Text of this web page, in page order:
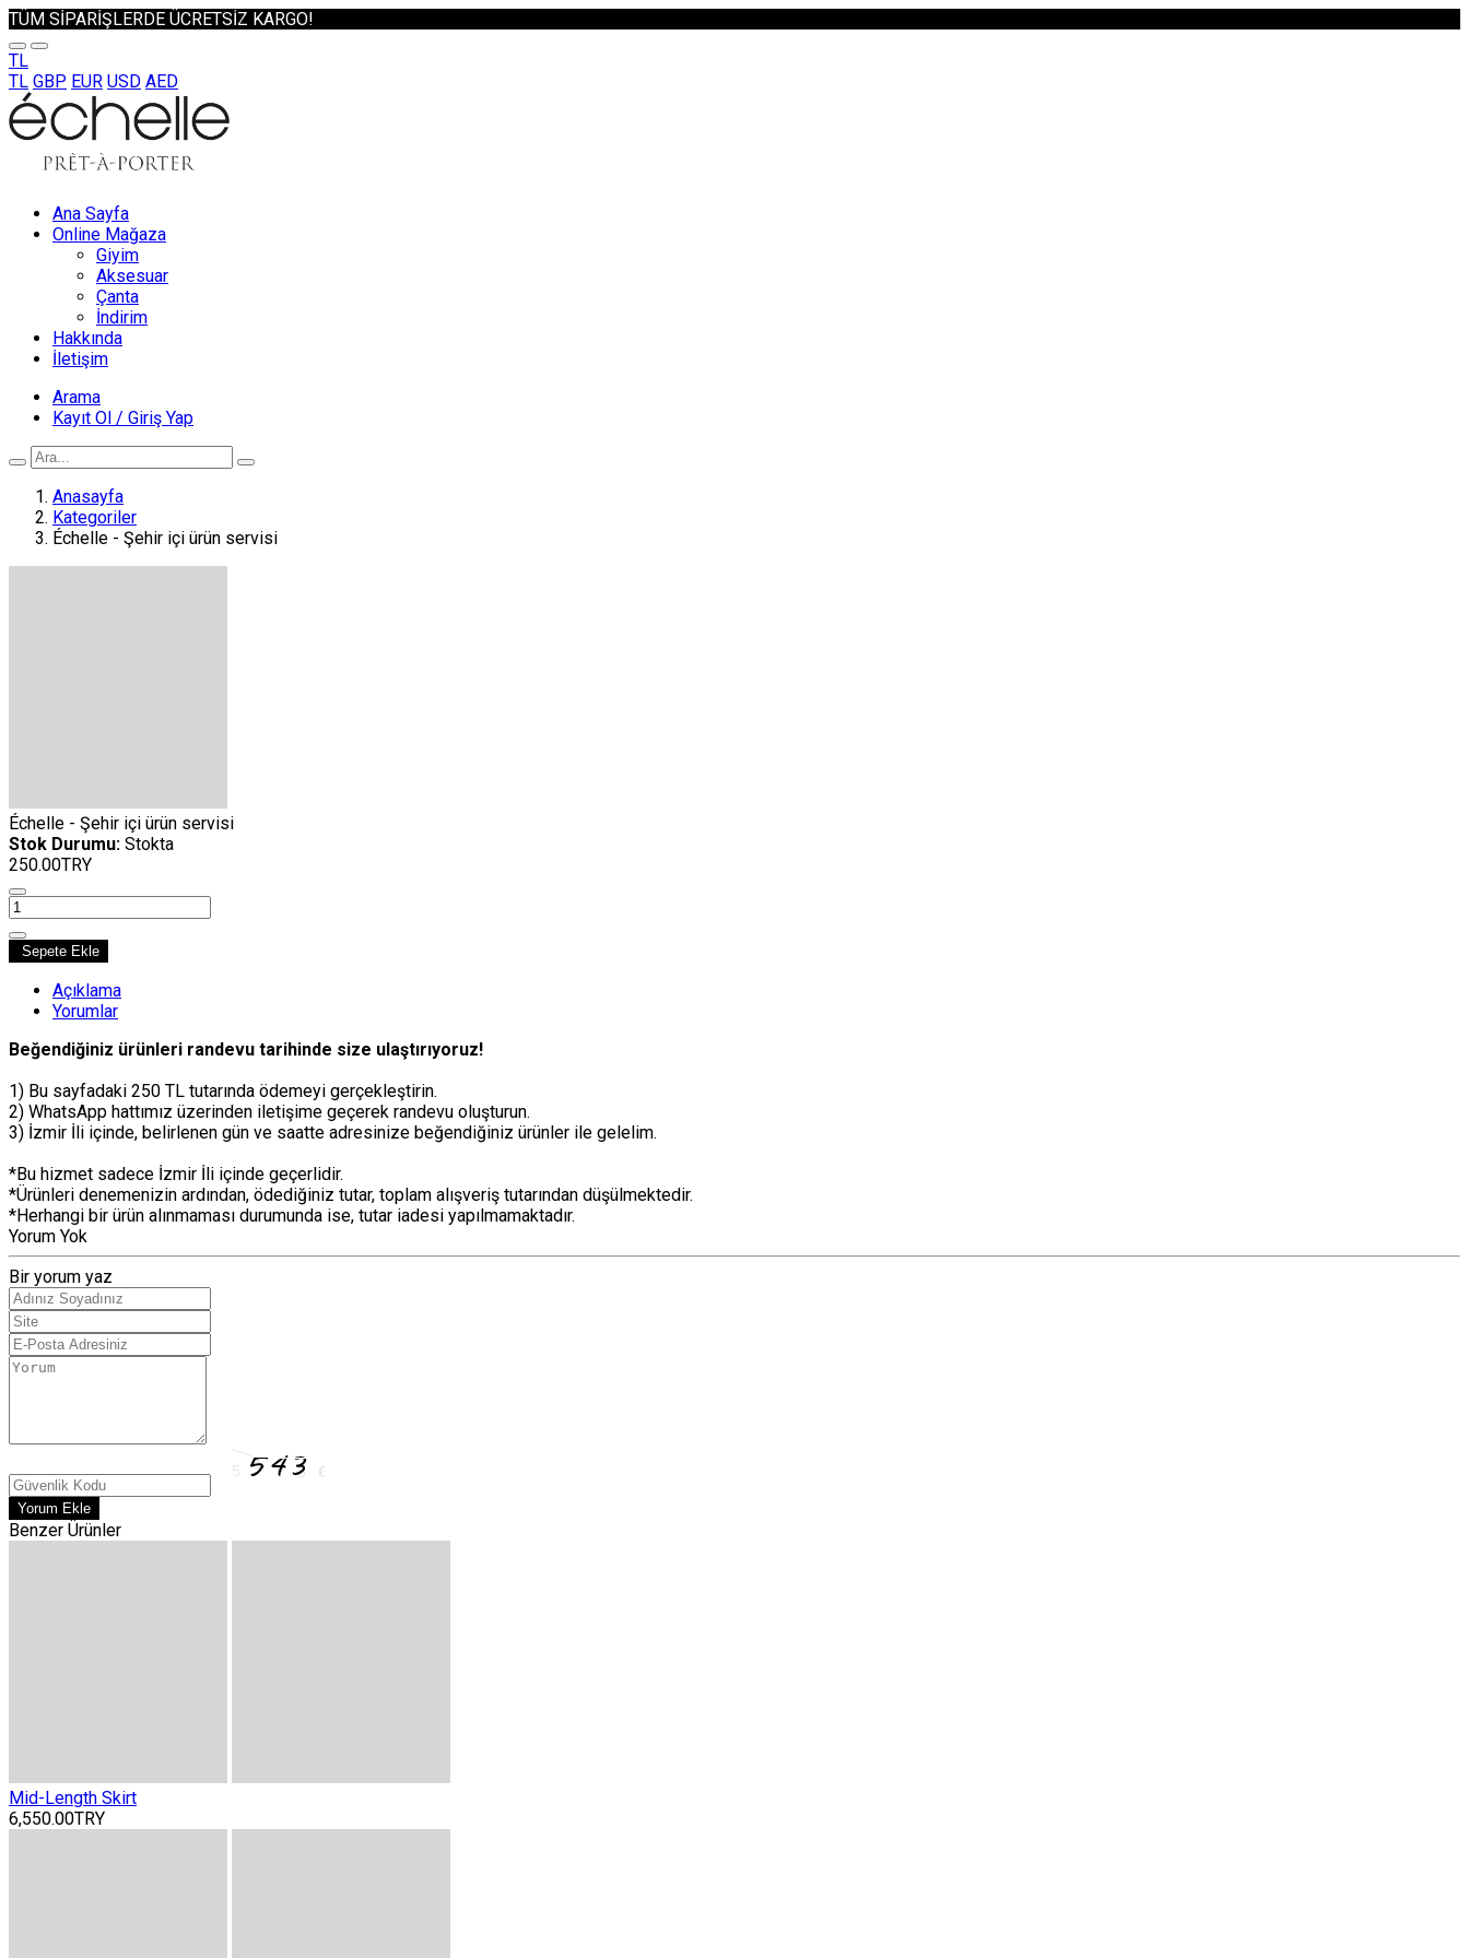
TÜM SİPARİŞLERDE ÜCRETSİZ KARGO!
TL
TL GBP EUR USD AED
Ana Sayfa
Online Mağaza
Giyim
Aksesuar
Çanta
İndirim
Hakkında
İletişim
Arama
Kayıt Ol / Giriş Yap
Anasayfa
Kategoriler
Échelle - Şehir içi ürün servisi
Échelle - Şehir içi ürün servisi
Stok Durumu: Stokta
250.00TRY
Sepete Ekle
Açıklama
Yorumlar
Beğendiğiniz ürünleri randevu tarihinde size ulaştırıyoruz!
1) Bu sayfadaki 250 TL tutarında ödemeyi gerçekleştirin.
2) WhatsApp hattımız üzerinden iletişime geçerek randevu oluşturun.
3) İzmir İli içinde, belirlenen gün ve saatte adresinize beğendiğiniz ürünler ile gelelim.
*Bu hizmet sadece İzmir İli içinde geçerlidir.
*Ürünleri denemenizin ardından, ödediğiniz tutar, toplam alışveriş tutarından düşülmektedir.
*Herhangi bir ürün alınmaması durumunda ise, tutar iadesi yapılmamaktadır.
Yorum Yok
Bir yorum yaz
Yorum Ekle
Benzer Ürünler
Mid-Length Skirt
6,550.00TRY